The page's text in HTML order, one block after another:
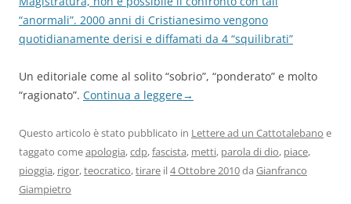
“anormali”. 2000 anni di Cristianesimo vengono
quotidianamente derisi e diffamati da 4 “squilibrati”
Un editoriale come al solito “sobrio”, “ponderato” e molto
“ragionato”. Continua a leggere→
Questo articolo è stato pubblicato in Lettere ad un Cattotalebano e
taggato comeapologia,cdp,fascista, metti, parola di dio, piace,
pioggia, rigor,teocratico,tirare il4 Ottobre 2010da Gianfranco
Giampietro